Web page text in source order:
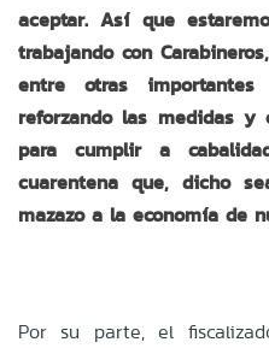
aceptar. Así que
trabajando con
entre otras
reforzando las medidas y
para cumplir a
cuarentena que, dicho
mazazo a la economía de
Por su parte, el